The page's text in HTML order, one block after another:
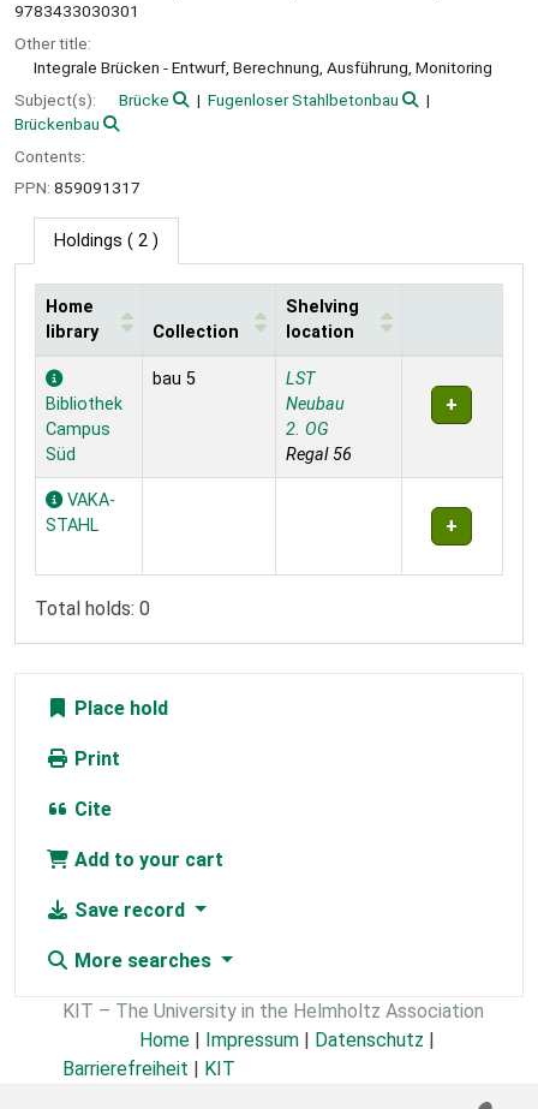
9783433030301
Other title:
Integrale Brücken - Entwurf, Berechnung, Ausführung, Monitoring
Subject(s):
Brücke
Fugenloser Stahlbetonbau
Brückenbau
Contents:
PPN: 859091317
Holdings ( 2 )
Holdings
Home
library
Collection
Shelving
location
Bibliothek
Campus
Süd
bau 5
LST
Neubau
2. OG
Regal 56
VAKA-
STAHL
Total holds: 0
Place hold
Print
Cite
Add to your cart
Save record
More searches
KIT – The University in the Helmholtz Association
Home | Impressum | Datenschutz |
Barrierefreiheit | KIT